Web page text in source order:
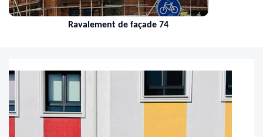
Ravalement de façade 74